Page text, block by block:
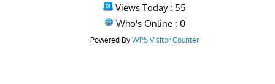
Views Today : 55
Who's Online : 0
Powered By WPS Visitor Counter